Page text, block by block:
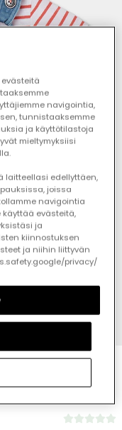
denim
navigointia,
tunnistaaksemme
ja käyttötilastoja
mieltymyksiisi
laitteellasi edellyttäen,
joissa
navigointia
käyttää evästeitä,
ja
kiinnostuksen
ja niihin liittyvän
privacy/